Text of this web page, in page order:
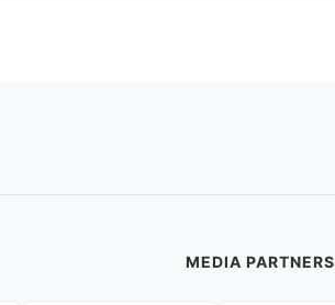
MEDIA PARTNERS